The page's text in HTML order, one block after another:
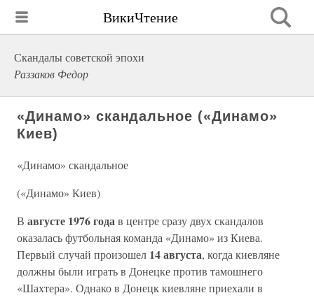
ВикиЧтение
Скандалы советской эпохи
Раззаков Федор
«Динамо» скандальное («Динамо»
Киев)
«Динамо» скандальное
(«Динамо» Киев)
В августе 1976 годав центре сразу двух скандалов
оказалась футбольная команда «Динамо» из Киева.
Первый случай произошел 14 августа, когда киевляне
должны были играть в Донецке против тамошнего
«Шахтера». Однако в Донецк киевляне приехали в